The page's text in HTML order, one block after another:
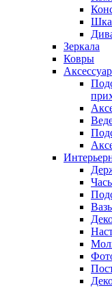
Зеркала
Ковры